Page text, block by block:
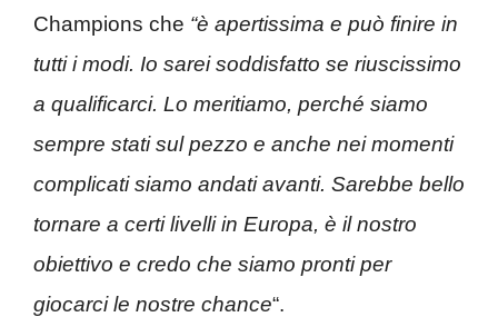
Champions che “è apertissima e può finire in
tutti i modi. Io sarei soddisfatto se riuscissimo
a qualificarci. Lo meritiamo, perché siamo
sempre stati sul pezzo e anche nei momenti
complicati siamo andati avanti. Sarebbe bello
tornare a certi livelli in Europa, è il nostro
obiettivo e credo che siamo pronti per
giocarci le nostre chance“.